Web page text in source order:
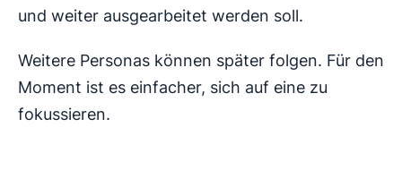
und weiter ausgearbeitet werden soll.
Weitere Personas können später folgen. Für den
Moment ist es einfacher, sich auf eine zu
fokussieren.